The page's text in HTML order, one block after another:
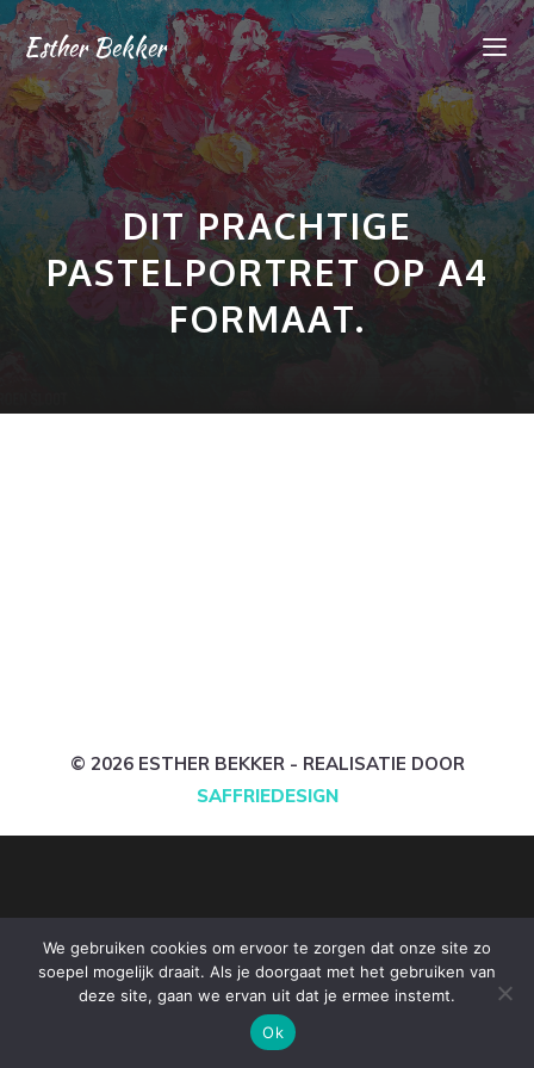
Ga
naar
de
inhoud
Esther Bekker
DIT PRACHTIGE
PASTELPORTRET OP A4
FORMAAT.
© 2026 ESTHER BEKKER - REALISATIE DOOR
SAFFRIEDESIGN
We gebruiken cookies om ervoor te zorgen dat onze site zo
soepel mogelijk draait. Als je doorgaat met het gebruiken van
deze site, gaan we ervan uit dat je ermee instemt.
Ok